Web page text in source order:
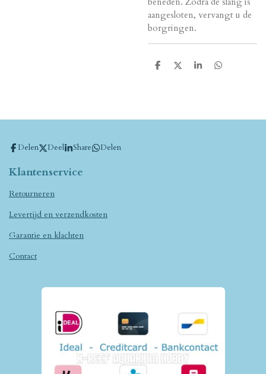
aangesloten, vervangt u de
borgringen.
D
D
S
D
Delen Deel Share Delen
Klantenservice
Retourneren
Levertijd en verzendkosten
Garantie en klachten
Contact